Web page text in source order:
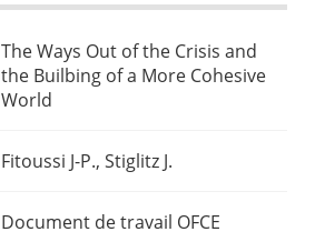
The Ways Out of the Crisis and
the Builbing of a More Cohesive
World
Fitoussi J-P., Stiglitz J.
Document de travail OFCE